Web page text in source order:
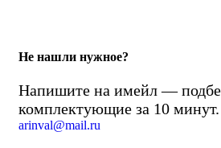
Не нашли нужное?
Напишите на имейл —
комплектующие за 10 минут.
arinval@mail.ru